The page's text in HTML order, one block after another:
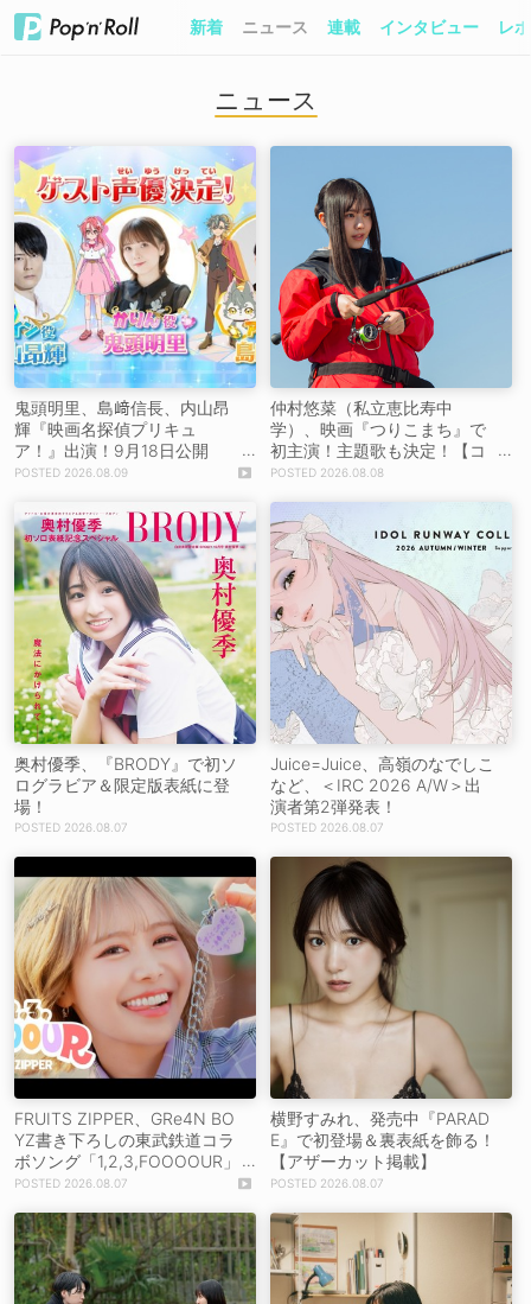
新着 ニュース 連載 インタビュー レ
ニュース
鬼頭明里、島﨑信長、内山昂
輝『映画名探偵プリキュ
ア！』出演！9月18日公開
【コメントあり】
2026.08.09
仲村悠菜（私立恵比寿中
学）、映画『つりこまち』で
初主演！主題歌も決定！【コ
メントあり】
2026.08.08
奥村優季、『BRODY』で初ソ
ログラビア＆限定版表紙に登
場！
2026.08.07
Juice=Juice、高嶺のなでしこ
など、＜IRC 2026 A/W＞出
演者第2弾発表！
2026.08.07
FRUITS ZIPPER、GRe4N BO
YZ書き下ろしの東武鉄道コラ
ボソング「1,2,3,FOOOOUR」
をリリース＆MV公開！
2026.08.07
横野すみれ、発売中『PARAD
E』で初登場＆裏表紙を飾る！
【アザーカット掲載】
2026.08.07